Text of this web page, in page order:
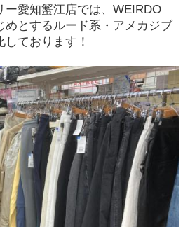
ー愛知蟹江店では、WEIRDO
めとするルード系・アメカジブ
ております！